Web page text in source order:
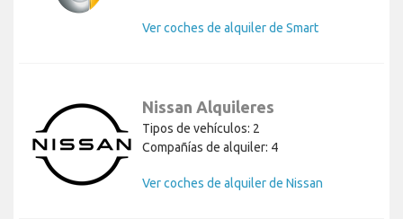
Ver coches de alquiler de Smart
Nissan Alquileres
Tipos de vehículos: 2
Compañías de alquiler: 4
Ver coches de alquiler de Nissan